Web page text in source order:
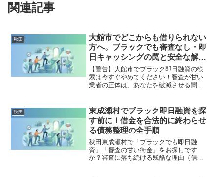
関連記事
秋田
大館市でどこからも借りられない
方へ。ブラックでも審査なし・即
日キャッシングの罠と安全な解決
策
【警告】大館市でブラック即日融資の検
索は今すぐやめてください！審査が甘い
業者の正体は、あなたを破滅させる闇金
市で違法業者を避け、借金地獄から抜け
出した方々の実体験と確実な解決策を完
全公開。
秋田
東成瀬村でブラック即日融資を探
す前に！借金を合法的に終わらせ
る債務整理の全手順
秋田東成瀬村で「ブラックでも即日融
資」「審査の甘い街金」をお探しです
か？審査に落ち続ける残酷な理由（信用